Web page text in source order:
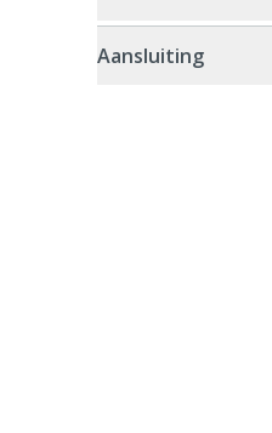
Aansluiting